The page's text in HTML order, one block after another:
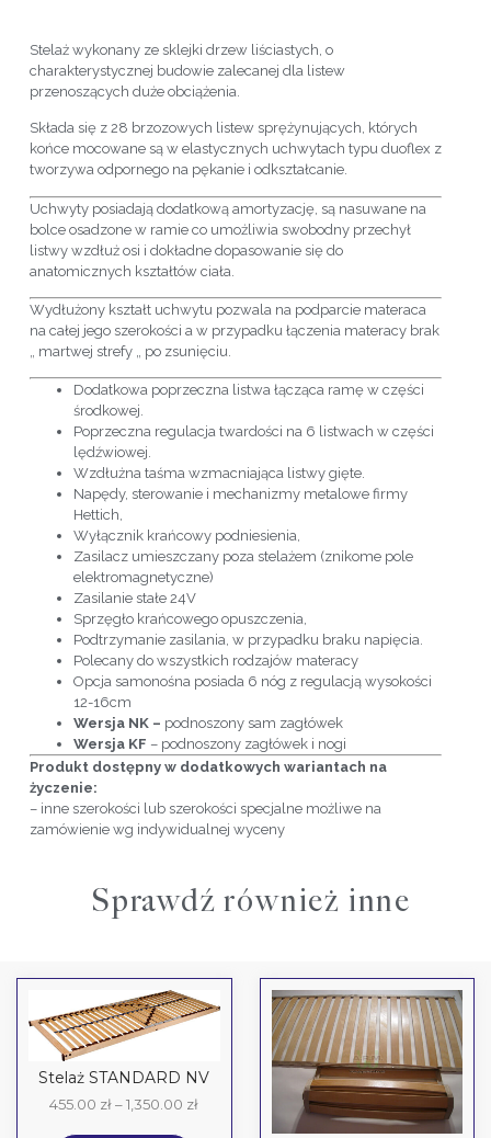
Stelaż wykonany ze sklejki drzew liściastych, o
charakterystycznej budowie zalecanej dla listew
przenoszących duże obciążenia.
Składa się z 28 brzozowych listew sprężynujących, których
końce mocowane są w elastycznych uchwytach typu duoflex z
tworzywa odpornego na pękanie i odkształcanie.
Uchwyty posiadają dodatkową amortyzację, są nasuwane na
bolce osadzone w ramie co umożliwia swobodny przechył
listwy wzdłuż osi i dokładne dopasowanie się do
anatomicznych kształtów ciała.
Wydłużony kształt uchwytu pozwala na podparcie materaca
na całej jego szerokości a w przypadku łączenia materacy brak
„ martwej strefy „ po zsunięciu.
Dodatkowa poprzeczna listwa łącząca ramę w części
środkowej.
Poprzeczna regulacja twardości na 6 listwach w części
lędźwiowej.
Wzdłużna taśma wzmacniająca listwy gięte.
Napędy, sterowanie i mechanizmy metalowe firmy
Hettich,
Wyłącznik krańcowy podniesienia,
Zasilacz umieszczany poza stelażem (znikome pole
elektromagnetyczne)
Zasilanie stałe 24V
Sprzęgło krańcowego opuszczenia,
Podtrzymanie zasilania, w przypadku braku napięcia.
Polecany do wszystkich rodzajów materacy
Opcja samonośna posiada 6 nóg z regulacją wysokości
12-16cm
Wersja NK – podnoszony sam zagłówek
Wersja KF – podnoszony zagłówek i nogi
Produkt dostępny w dodatkowych wariantach na
życzenie:
– inne szerokości lub szerokości specjalne możliwe na
zamówienie wg indywidualnej wyceny
Sprawdź również inne
Stelaż STANDARD NV
455.00 zł–1,350.00 zł